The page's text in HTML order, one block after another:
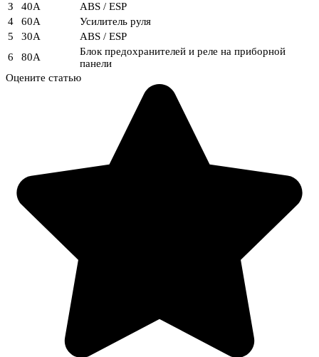
З
40А
ABS / ESP
4
60А
Усилитель руля
5
30А
ABS / ESP
6
80А
Блок предохранителей и реле на приборной
панели
Оцените статью